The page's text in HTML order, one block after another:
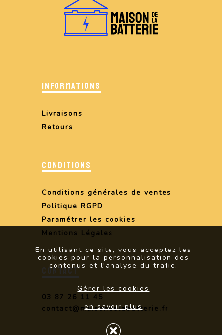
INFORMATIONS
Livraisons
Retours
CONDITIONS
Conditions générales de ventes
Politique RGPD
Paramétrer les cookies
Mentions Légales
CONTACT
03 87 26 11 45
contact@maisondelabatterie.fr
En utilisant ce site, vous acceptez les
cookies pour la personnalisation des
contenus et l'analyse du trafic.
Gérer les cookies
en savoir plus